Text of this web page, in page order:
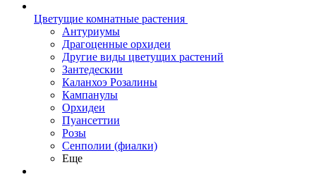
Цветущие комнатные растения
Антуриумы
Драгоценные орхидеи
Другие виды цветущих растений
Зантедескии
Каланхоэ Розалины
Кампанулы
Орхидеи
Пуансеттии
Розы
Сенполии (фиалки)
Еще